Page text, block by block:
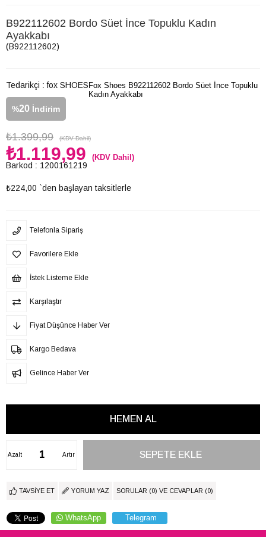
B922112602 Bordo Süet İnce Topuklu Kadın
Ayakkabı
(B922112602)
Tedarikçi : fox SHOES
%20 İndirim
₺1.399,99 (KDV Dahil)
₺1.119,99 (KDV Dahil)
Barkod : 1200161219
₺224,00 `den başlayan taksitlerle
Fox Shoes B922112602 Bordo Süet İnce Topuklu
Kadın Ayakkabı
Telefonla Sipariş
Favorilere Ekle
İstek Listeme Ekle
Karşılaştır
Fiyat Düşünce Haber Ver
Kargo Bedava
Gelince Haber Ver
Artır
Azalt
TAVSIYE ET YORUM YAZ SORULAR (0) VE CEVAPLAR (0)
WhatsApp Telegram